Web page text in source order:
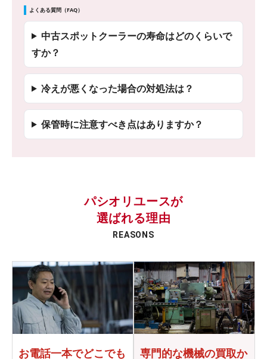
よくある質問（FAQ）
中古スポットクーラーの寿命はどのくらいで
すか？
冷えが悪くなった場合の対処法は？
保管時に注意すべき点はありますか？
パシオリユースが
選ばれる理由
REASONS
お電話一本でどこでも 専門的な機械の買取か